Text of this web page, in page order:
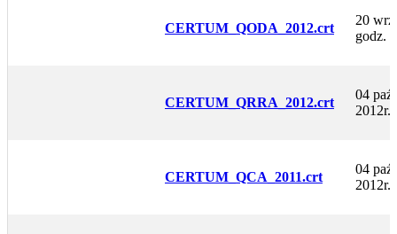
CERTUM_QODA_2012.crt
20
godz.
CERTUM_QRRA_2012.crt
04
CERTUM_QCA_2011.crt
04